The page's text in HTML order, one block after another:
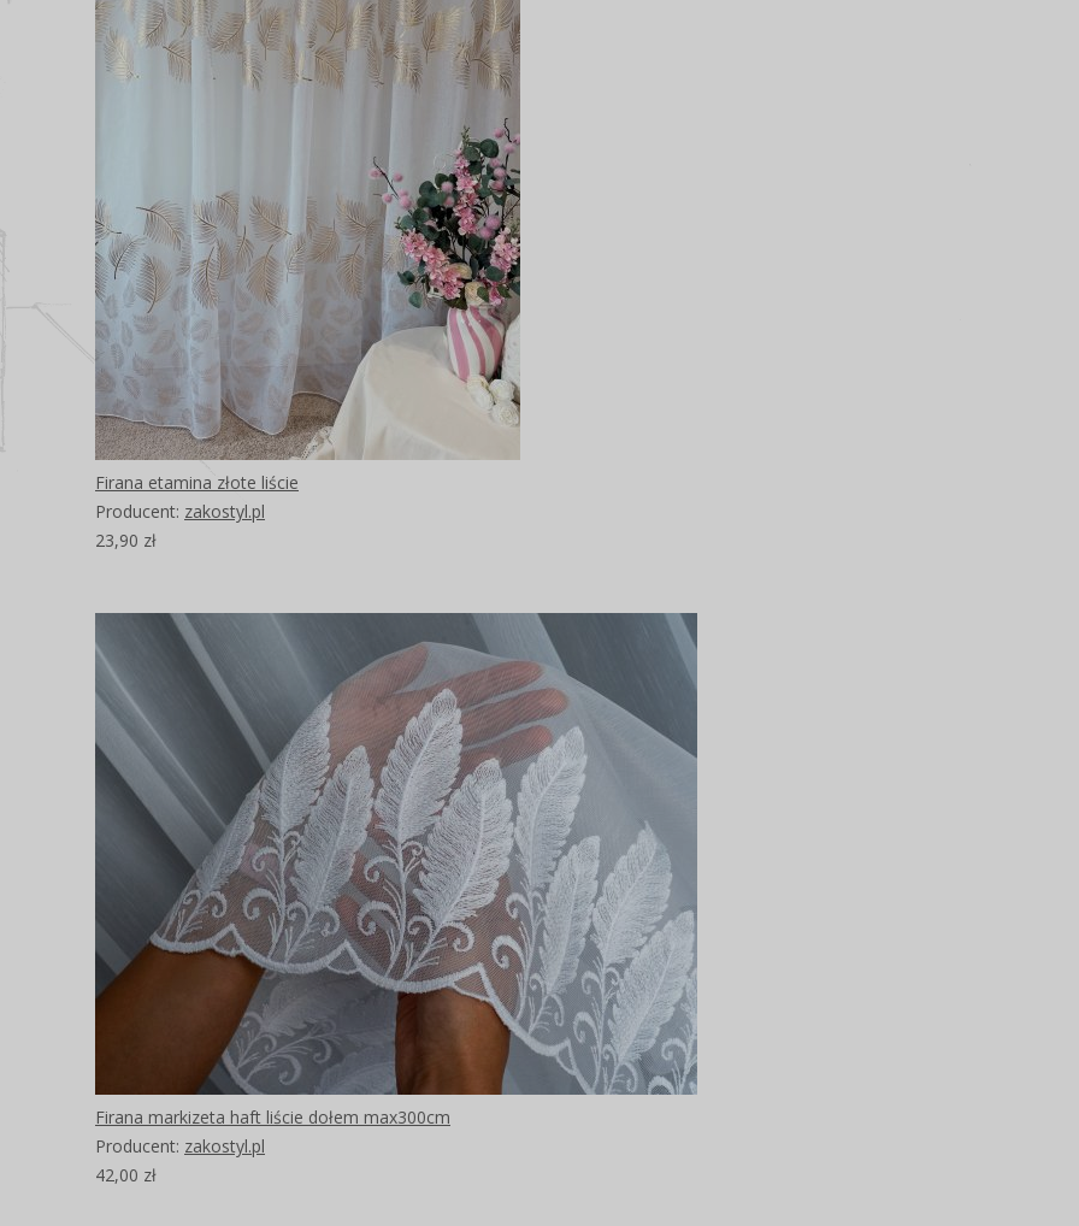
Firana etamina złote liście
Producent: zakostyl.pl
23,90 zł
Firana markizeta haft liście dołem max300cm
Producent: zakostyl.pl
42,00 zł